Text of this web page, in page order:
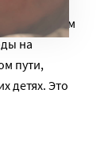
во многом
на
пути,
детях. Это